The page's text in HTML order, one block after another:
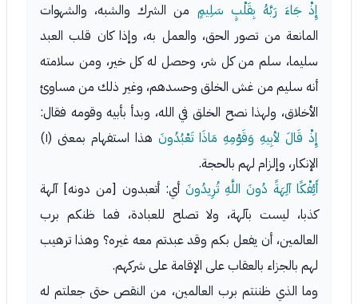
إِذْ جَاءَ رَبَّهُ بِقَلْبٍ سَلِيمٍ من الشرك والشبه، والشهوات
المانعة من تصور الحق، والعمل به، وإذا كان قلب العبد
سليما، سلم من كل شر، وحصل له كل خير، ومن سلامته
أنه سليم من غش الخلق وحسدهم، وغير ذلك من مساوئ
الأخلاق، ولهذا نصح الخلق في الله، وبدأ بأبيه وقومه فقال:
إِذْ قَالَ لأبِيهِ وَقَوْمِهِ مَاذَا تَعْبُدُونَ
هذا استفهام بمعنى (١)
الإنكار، وإلزام لهم بالحجة.
أَئِفْكًا آلِهَةً دُونَ اللَّهِ تُرِيدُونَ أي: أتعبدون [من دونه] آلهة
كذبا، ليست بآلهة، ولا تصلح للعبادة، فما ظنكم برب
العالمين، أن يفعل بكم وقد عبدتم معه غيره؟ وهذا ترهيب
لهم بالجزاء بالعقاب على الإقامة على شركهم.
وما الذي ظننتم برب العالمين، من النقص حتى جعلتم له